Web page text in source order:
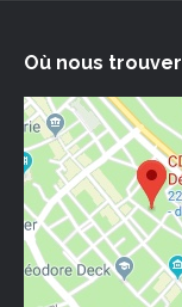
Où nous trouver